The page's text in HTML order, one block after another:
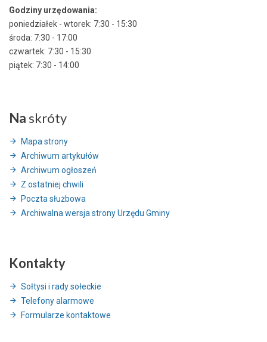
Godziny urzędowania:
poniedziałek - wtorek: 7:30 - 15:30
środa: 7:30 - 17:00
czwartek: 7:30 - 15:30
piątek: 7:30 - 14:00
Na skróty
Mapa strony
Archiwum artykułów
Archiwum ogłoszeń
Z ostatniej chwili
Poczta służbowa
Archiwalna wersja strony Urzędu Gminy
Kontakty
Sołtysi i rady sołeckie
Telefony alarmowe
Formularze kontaktowe